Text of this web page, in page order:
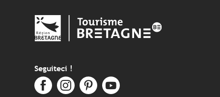
Seguiteci !